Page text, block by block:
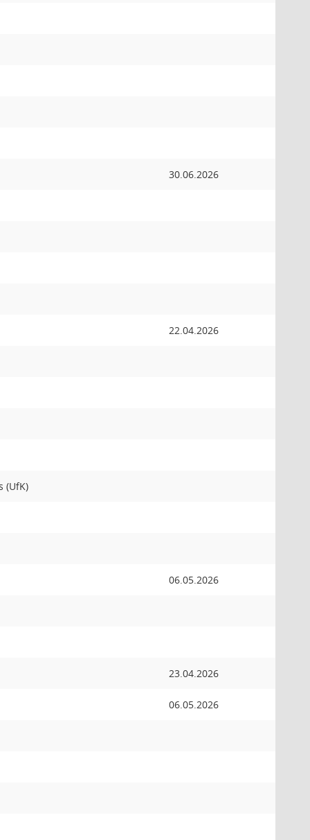
30.06.2026
22.04.2026
(UfK)
06.05.2026
23.04.2026
06.05.2026